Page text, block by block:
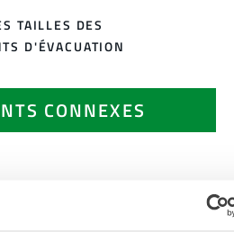
CONNEXES
TAILLES DES
D'ÉVACUATION